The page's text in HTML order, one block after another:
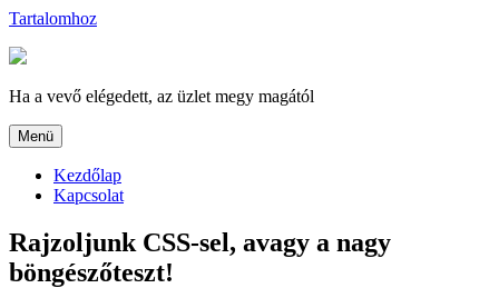
Tartalomhoz
Ha a vevő elégedett, az üzlet megy magától
Menü
Kezdőlap
Kapcsolat
Rajzoljunk CSS-sel, avagy a nagy
böngészőteszt!